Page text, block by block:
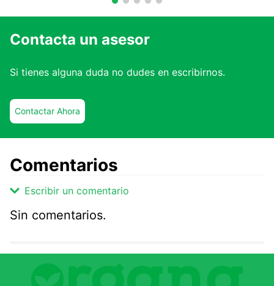
Contacta un asesor
Si tienes alguna duda no dudes en escribirnos.
Contactar Ahora
Comentarios
Escribir un comentario
Comentario
Sin comentarios.